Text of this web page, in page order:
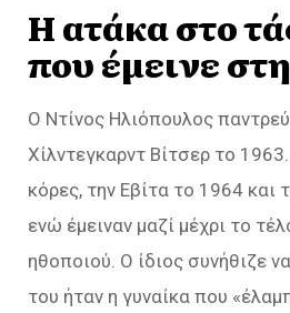
Η ατάκα στο
που έμεινε
Ο Ντίνος Ηλιόπουλος
Χίλντεγκαρντ Βίτσερ το
κόρες, την Εβίτα το 1964 και
ενώ έμειναν μαζί μέχρι το
ηθοποιού. Ο ίδιος συνήθιζε
του ήταν η γυναίκα που «